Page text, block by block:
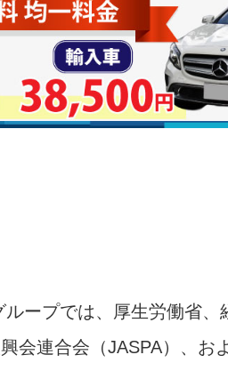
ープでは、厚生労働省、
会連合会（JASPA）、お